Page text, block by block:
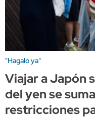
"Hagalo ya"
Viajar a Japón
del yen se
restricciones